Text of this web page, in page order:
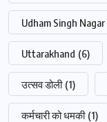
Udham Singh Nagar
Uttarakhand (6)
उत्सव डोली (1)
कर्मचारी को धमकी (1)